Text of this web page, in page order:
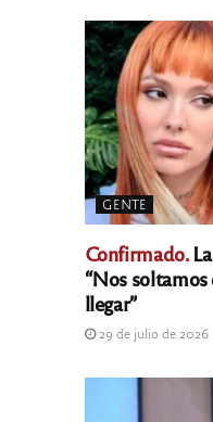
GENTE
Confirmado.
“Nos
llegar”
29 de julio de 2026